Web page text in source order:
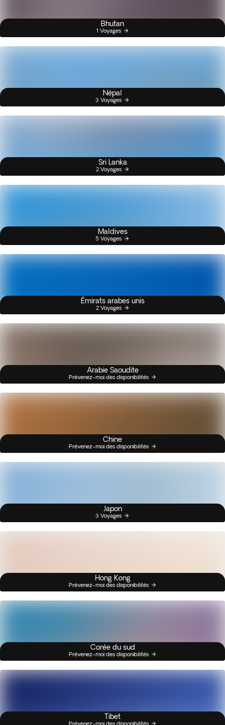
Bhutan
1 Voyages
Népal
3 Voyages
Sri Lanka
2 Voyages
Maldives
5 Voyages
Émirats arabes unis
2 Voyages
Arabie Saoudite
Prévenez-moi des disponibilités
Chine
Prévenez-moi des disponibilités
Japon
3 Voyages
Hong Kong
Prévenez-moi des disponibilités
Corée du sud
Prévenez-moi des disponibilités
Tibet
Prévenez-moi des disponibilités